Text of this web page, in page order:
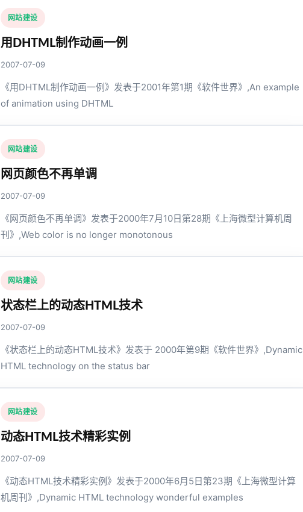
网站建设
用DHTML制作动画一例
2007-07-09
《用DHTML制作动画一例》发表于2001年第1期《软件世界》,An example
of animation using DHTML
网站建设
网页颜色不再单调
2007-07-09
《网页颜色不再单调》发表于2000年7月10日第28期《上海微型计算机周
刊》,Web color is no longer monotonous
网站建设
状态栏上的动态HTML技术
2007-07-09
《状态栏上的动态HTML技术》发表于 2000年第9期《软件世界》,Dynamic
HTML technology on the status bar
网站建设
动态HTML技术精彩实例
2007-07-09
《动态HTML技术精彩实例》发表于2000年6月5日第23期《上海微型计算
机周刊》,Dynamic HTML technology wonderful examples